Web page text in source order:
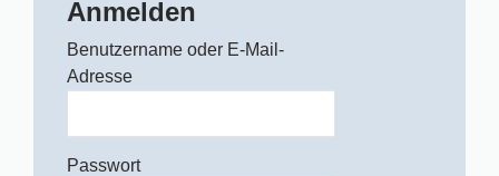
Anmelden
Benutzername oder E-Mail-
Adresse
Passwort